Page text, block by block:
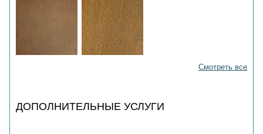
Смотреть все
ДОПОЛНИТЕЛЬНЫЕ УСЛУГИ